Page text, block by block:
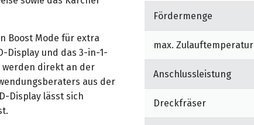
Boost Mode für extra
Display und das 3-in-1-
direkt an der
aus der
Display lässt sich
Fördermenge
max. Zulauftemperatur
Anschlussleistung
Dreckfräser